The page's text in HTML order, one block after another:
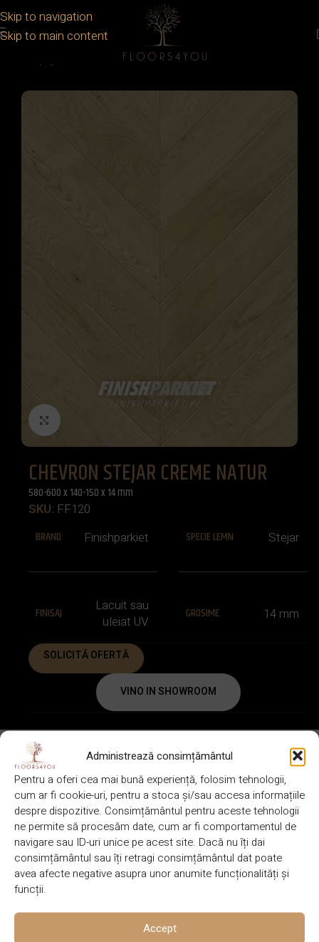
Administrează consimțământul
Pentru a oferi cea mai bună experiență, folosim tehnologii,
cum ar fi cookie-uri, pentru a stoca și/sau accesa informațiile
despre dispozitive. Consimțământul pentru aceste tehnologii
ne permite să procesăm date, cum ar fi comportamentul de
navigare sau ID-uri unice pe acest site. Dacă nu îți dai
consimțământul sau îți retragi consimțământul dat poate
avea afecte negative asupra unor anumite funcționalități și
funcții.
Accept
Skip to navigation
Skip to main content
Parchet lemn stratificat
Click to enlarge
CHEVRON STEJAR CREME NATUR
580-600 x 140-150 x 14 mm
SKU: FF120
BRAND
Finishparkiet SPECIE LEMN Stejar
FINISAJ
Lacuit sau
uleiat UV
GROSIME 14 mm
SOLICITĂ OFERTĂ
VINO IN SHOWROOM
DESCRIERE
BRAND Finishparkiet DIMENSIUNE
580-600 x
140-150 x
14 mm
CULOARE